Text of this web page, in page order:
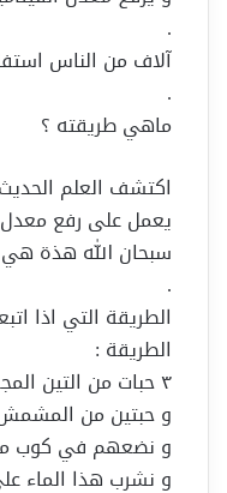
.
آلاف من الناس
.
ماهي طريقته ؟
اكتشف العلم
يعمل على رفع
سبحان الله هذة هي
.
الطريقة التي اذا اتبعناها والتزمنا
الطريقة :
٣ حبات من التين المجفف
و حبتين من
و نضعهم في كوب من
و نشرب هذا الماء